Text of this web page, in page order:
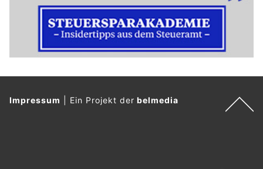
Impressum Ein Projekt derbelmedia